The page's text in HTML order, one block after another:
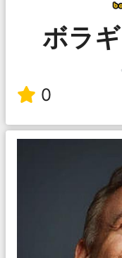
ボラ
0